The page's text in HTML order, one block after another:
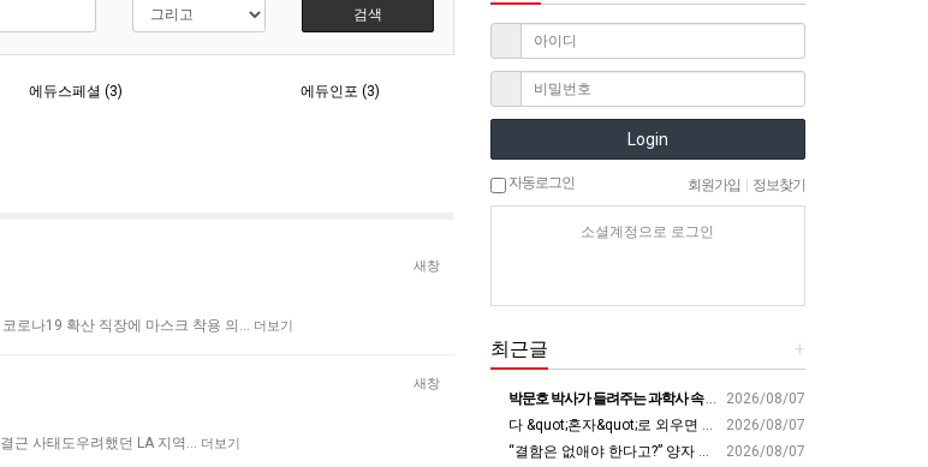
검색
에듀스페셜 (3) 에듀인포 (3)
새창
로나19 확산 직장에 마스크 착용 의… 더보기
새창
근 사태도우려했던 LA 지역… 더보기
Login
자동로그인 회원가입 정보찾기
소셜계정으로 로그인
+
최근글
2026/08/07
박문호 박사가 들려주는 과학사 속 결정적 순간들! 직관을 뛰어넘는 과학적 통찰 : 생각하는 청소년을 위한 과학 시리즈 1부(feat.박문호 박사)
2026/08/07
다 &quot;혼자&quot;로 외우면 틀려요. Alone????By myself????On my own
2026/08/07
“결함은 없애야 한다고?” 양자 연구자가 밝힌 신비: 없애려던 흠이 무기가 되는 방법 | 이정현 KIST 양자기술연구단 선임연구원 | 양자 컴퓨터 인생 | 세바시 2121회